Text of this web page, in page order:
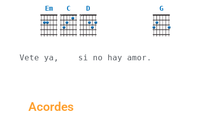
Em C
X
D
X
G
Vete ya,    si no hay amor.
Acordes